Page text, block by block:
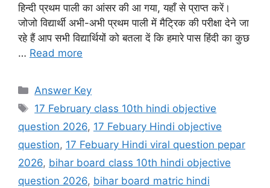
हिन्दी प्रथम पाली का आंसर की आ गया, यहाँ से प्राप्त करें।
जोजो विद्यार्थी अभी-अभी प्रथम पाली में मैट्रिक की परीक्षा देने जा
रहे हैं आप सभी विद्यार्थियों को बतला दें कि हमारे पास हिंदी का कुछ
… Read more
Categories
Answer Key
Tags
17 February class 10th hindi objective
question 2026, 17 Febuary Hindi objective
question, 17 Febuary Hindi viral question pepar
2026, bihar board class 10th hindi objective
question 2026, bihar board matric hindi